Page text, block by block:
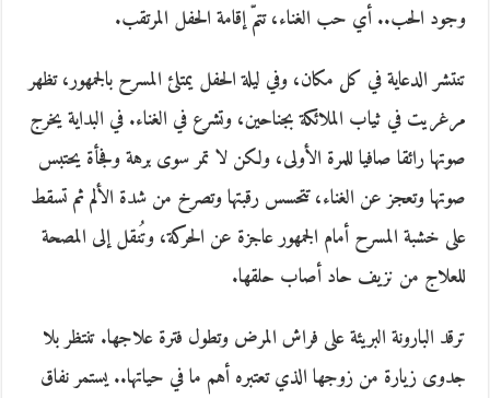
وجود الحب.. أي حب الغناء، تتمّ إقامة الحفل المرتقب.
تنتشر الدعاية في كل مكان، وفي ليلة الحفل يمتلئ المسرح بالجمهور، تظهر
مرغريت في ثياب الملائكة بجناحين، وتشرع في الغناء. في البداية يخرج
صوتها رائقا صافيا للمرة الأولى، ولكن لا تمر سوى برهة وفجأة يحتبس
صوتها وتعجز عن الغناء، تتحسس رقبتها وتصرخ من شدة الألم ثم تسقط
على خشبة المسرح أمام الجمهور عاجزة عن الحركة، وتُنقل إلى المصحة
للعلاج من نزيف حاد أصاب حلقها.
ترقد البارونة البريئة على فراش المرض وتطول فترة علاجها. تنتظر بلا
جدوى زيارة من زوجها الذي تعتبره أهم ما في حياتها.. يستمر نفاق